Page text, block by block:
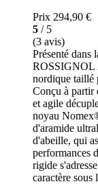
Prix 294,90 €
5 / 5
(3 avis)
Présenté dans
ROSSIGNOL
nordique taillé
Conçu à partir
et agile
noyau
d'aramide
d'abeille, qui
performances
rigide
caractère sous